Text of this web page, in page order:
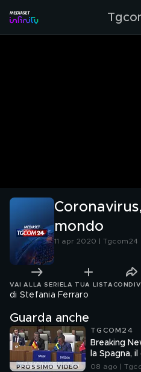
mondo
11 apr 2020 | Tgcom24
VAI ALLA SERIE LA TUA LISTA
di Stefania Ferraro
Guarda anche
PROSSIMO VIDEO
TGCOM24
Breaking
la Spagna,
08 ago |